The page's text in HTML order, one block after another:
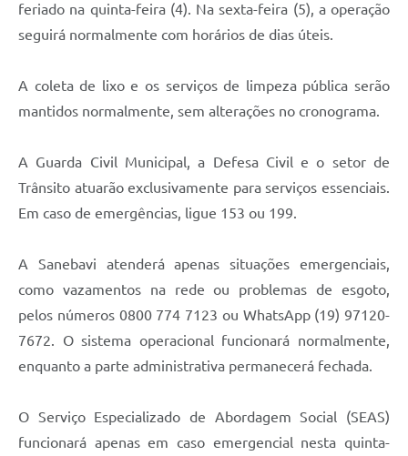
feriado na quinta-feira (4). Na sexta-feira (5), a operação
seguirá normalmente com horários de dias úteis.
A coleta de lixo e os serviços de limpeza pública serão
mantidos normalmente, sem alterações no cronograma.
A Guarda Civil Municipal, a Defesa Civil e o setor de
Trânsito atuarão exclusivamente para serviços essenciais.
Em caso de emergências, ligue 153 ou 199.
A Sanebavi atenderá apenas situações emergenciais,
como vazamentos na rede ou problemas de esgoto,
pelos números 0800 774 7123 ou WhatsApp (19) 97120-
7672. O sistema operacional funcionará normalmente,
enquanto a parte administrativa permanecerá fechada.
O Serviço Especializado de Abordagem Social (SEAS)
funcionará apenas em caso emergencial nesta quinta-